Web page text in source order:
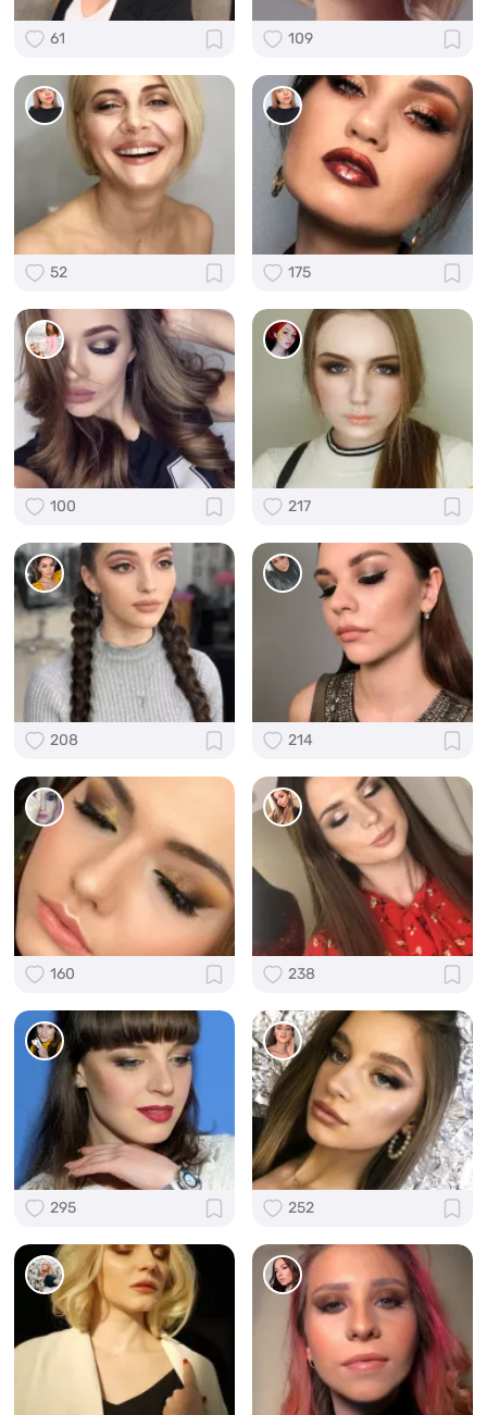
61 109
52 175
100 217
208 214
160 238
295 252